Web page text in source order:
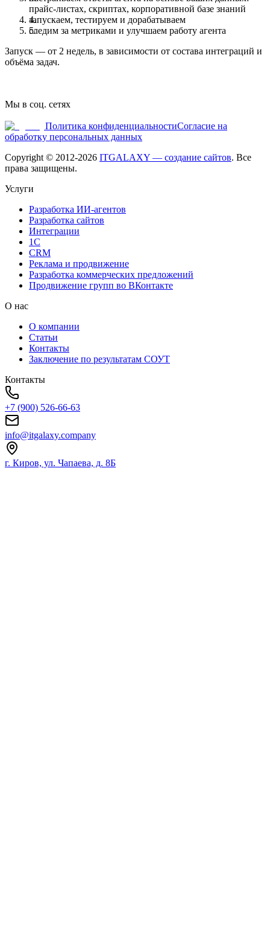
прайс-листах, скриптах, корпоративной базе знаний
запускаем, тестируем и дорабатываем
следим за метриками и улучшаем работу агента
Запуск — от 2 недель, в зависимости от состава интеграций и
объёма задач.
Мы в соц. сетях
Политика конфиденциальностиСогласие на
обработку персональных данных
Copyright © 2012-2026 ITGALAXY — создание сайтов. Все
права защищены.
Услуги
Разработка ИИ-агентов
Разработка сайтов
Интеграции
1C
CRM
Реклама и продвижение
Разработка коммерческих предложений
Продвижение групп во ВКонтакте
О нас
О компании
Статьи
Контакты
Заключение по результатам СОУТ
Контакты
+7 (900) 526-66-63
info@itgalaxy.company
г. Киров, ул. Чапаева, д. 8Б